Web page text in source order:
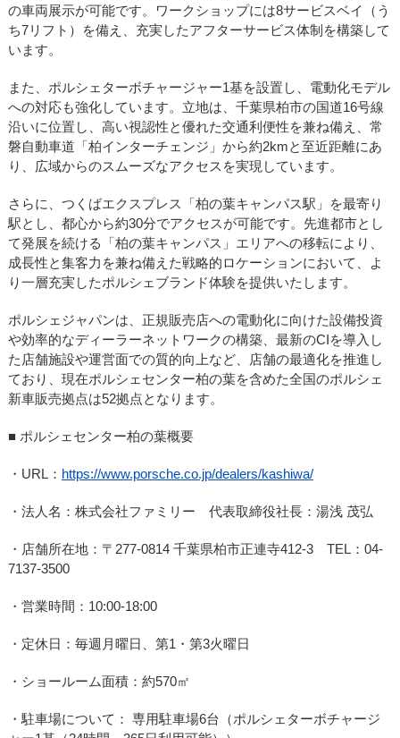
の車両展示が可能です。ワークショップには8サービスベイ（う
ち7リフト）を備え、充実したアフターサービス体制を構築して
います。
また、ポルシェターボチャージャー1基を設置し、電動化モデル
への対応も強化しています。立地は、千葉県柏市の国道16号線
沿いに位置し、高い視認性と優れた交通利便性を兼ね備え、常
磐自動車道「柏インターチェンジ」から約2kmと至近距離にあ
り、広域からのスムーズなアクセスを実現しています。
さらに、つくばエクスプレス「柏の葉キャンパス駅」を最寄り
駅とし、都心から約30分でアクセスが可能です。先進都市とし
て発展を続ける「柏の葉キャンパス」エリアへの移転により、
成長性と集客力を兼ね備えた戦略的ロケーションにおいて、よ
り一層充実したポルシェブランド体験を提供いたします。
ポルシェジャパンは、正規販売店への電動化に向けた設備投資
や効率的なディーラーネットワークの構築、最新のCIを導入し
た店舗施設や運営面での質的向上など、店舗の最適化を推進し
ており、現在ポルシェセンター柏の葉を含めた全国のポルシェ
新車販売拠点は52拠点となります。
■ ポルシェセンター柏の葉概要
・URL： https://www.porsche.co.jp/dealers/kashiwa/
・法人名：株式会社ファミリー 代表取締役社長：湯浅 茂弘
・店舗所在地：〒277-0814 千葉県柏市正連寺412-3 TEL：04-
7137-3500
・営業時間：10:00-18:00
・定休日：毎週月曜日、第1・第3火曜日
・ショールーム面積：約570㎡
・駐車場について： 専用駐車場6台（ポルシェターボチャージ